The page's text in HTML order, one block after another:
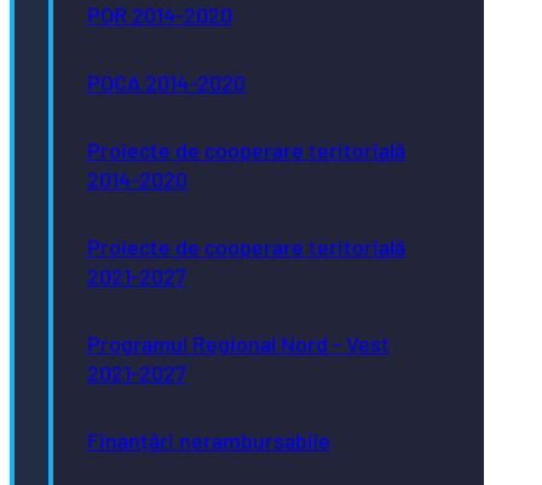
POR 2014-2020
POCA 2014-2020
Proiecte de cooperare teritorială
2014-2020
Proiecte de cooperare teritorială
2021-2027
Programul Regional Nord - Vest
2021-2027
Finanțări nerambursabile